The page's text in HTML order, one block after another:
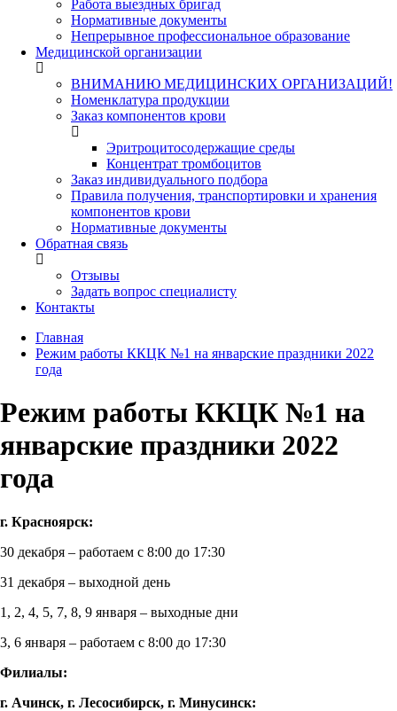
Работа выездных бригад
Нормативные документы
Непрерывное профессиональное образование
Медицинской организации
ВНИМАНИЮ МЕДИЦИНСКИХ ОРГАНИЗАЦИЙ!
Номенклатура продукции
Заказ компонентов крови
Эритроцитосодержащие среды
Концентрат тромбоцитов
Заказ индивидуального подбора
Правила получения, транспортировки и хранения
компонентов крови
Нормативные документы
Обратная связь
Отзывы
Задать вопрос специалисту
Контакты
Главная
Режим работы ККЦК №1 на январские праздники 2022
года
Режим работы ККЦК №1 на
январские праздники 2022
года
г. Красноярск:
30 декабря – работаем с 8:00 до 17:30
31 декабря – выходной день
1, 2, 4, 5, 7, 8, 9 января – выходные дни
3, 6 января – работаем с 8:00 до 17:30
Филиалы:
г. Ачинск, г. Лесосибирск, г. Минусинск: